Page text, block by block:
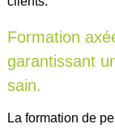
Formation
garantissant
sain.
La formation de